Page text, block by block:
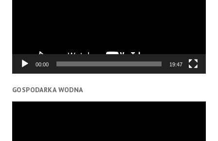
00:00 19:47
GOSPODARKA WODNA